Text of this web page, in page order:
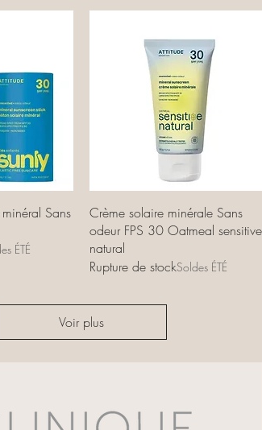
Sans
ÉTÉ
Aperçu rapide
Crème solaire minérale Sans
odeur FPS 30 Oatmeal sensitive
natural
Rupture de stockSoldes ÉTÉ
Voir plus